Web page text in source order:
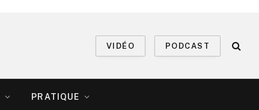
VIDÉO PODCAST
PRATIQUE